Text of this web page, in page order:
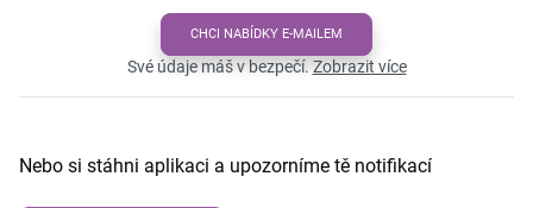
CHCI NABÍDKY E-MAILEM
Své údaje máš v bezpečí.Zobrazit více
Nebo si stáhni aplikaci a upozorníme tě notifikací